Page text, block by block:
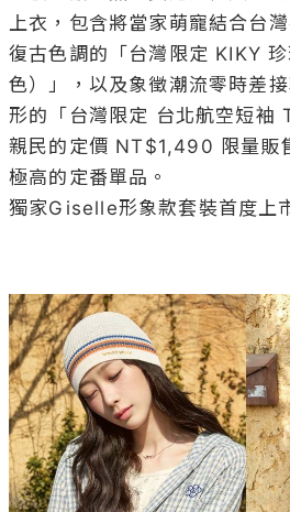
上衣，包含將當家萌寵結合台
復古色調的「台灣限定 KIKY
色）」，以及象徵潮流零時差
形的「台灣限定 台北航空短袖
親民的定價 NT$1,490 限量販
極高的定番單品。
獨家Giselle形象款套裝首度上